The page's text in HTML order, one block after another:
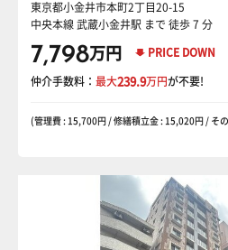
東京都小金井市本町2丁目20-15
中央本線 武蔵小金井駅 まで 徒歩 7 分
7,798万円 PRICE DOWN
仲介手数料： 最大239.9万円が不要!
(管理費 : 15,700円 / 修繕積立金 : 15,020円 / そ